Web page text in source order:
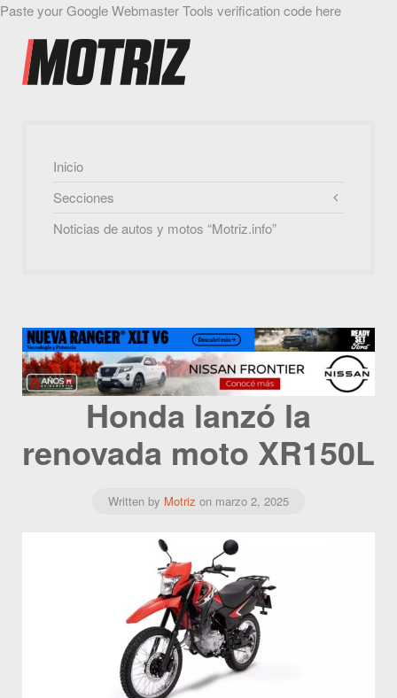
Paste your Google Webmaster Tools verification code here
Inicio
Secciones
Noticias de autos y motos “Motriz.info”
Honda lanzó la
renovada moto XR150L
Written by Motriz on marzo 2, 2025